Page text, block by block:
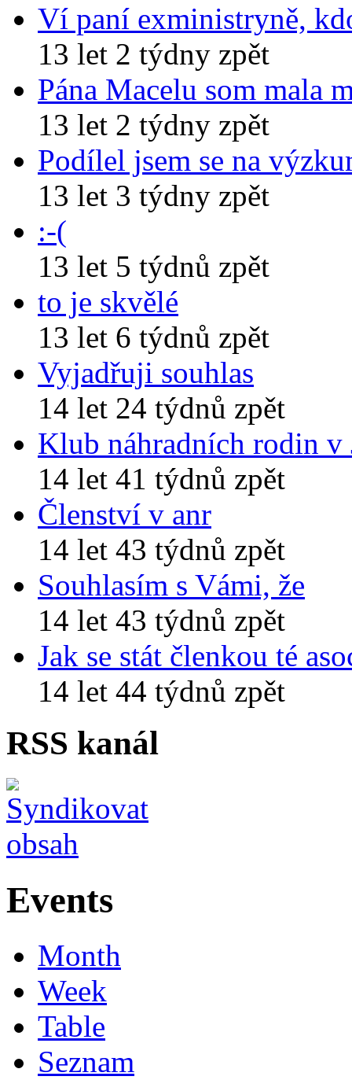
Ví paní exministryně,
13 let 2 týdny zpět
Pána Macelu som mala
13 let 2 týdny zpět
Podílel jsem se na
13 let 3 týdny zpět
:-(
13 let 5 týdnů zpět
to je skvělé
13 let 6 týdnů zpět
Vyjadřuji souhlas
14 let 24 týdnů zpět
Klub náhradních rodin v
14 let 41 týdnů zpět
Členství v anr
14 let 43 týdnů zpět
Souhlasím s Vámi, že
14 let 43 týdnů zpět
Jak se stát členkou té
14 let 44 týdnů zpět
RSS kanál
Events
Month
Week
Table
Seznam